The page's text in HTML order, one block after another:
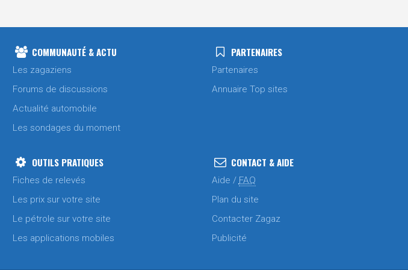
COMMUNAUTÉ & ACTU
Les zagaziens
Forums de discussions
Actualité automobile
Les sondages du moment
PARTENAIRES
Partenaires
Annuaire Top sites
OUTILS PRATIQUES
Fiches de relevés
Les prix sur votre site
Le pétrole sur votre site
Les applications mobiles
CONTACT & AIDE
Aide / FAQ
Plan du site
Contacter Zagaz
Publicité